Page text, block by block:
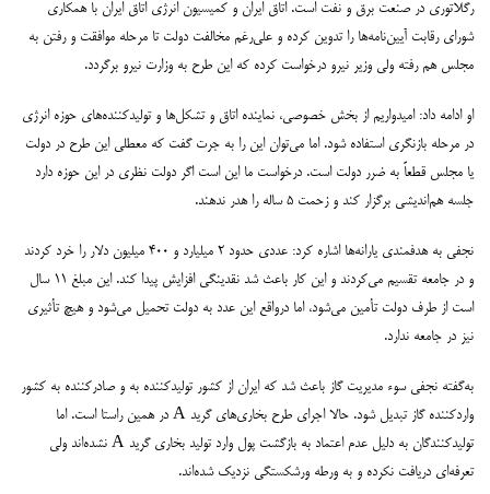
رگلاتوری در صنعت برق و نفت است. اتاق ایران و کمیسیون انرژی اتاق ایران با همکاری
شورای رقابت آیین‌نامه‌ها را تدوین کرده و علی‌رغم مخالفت دولت تا مرحله موافقت و رفتن به
مجلس هم رفته ولی وزیر نیرو درخواست کرده که این طرح به وزارت نیرو برگردد.
او ادامه داد: امیدواریم از بخش خصوصی، نماینده اتاق و تشکل‌ها و تولیدکننده‌های حوزه انرژی
در مرحله بازنگری استفاده شود. اما می‌توان این را به جرت گفت که معطلی این طرح در دولت
یا مجلس قطعاً به ضرر دولت است. درخواست ما این است اگر دولت نظری در این حوزه دارد
جلسه هم‌اندیشی برگزار کند و زحمت ۵ ساله را هدر ندهند.
نجفی به هدفمندی یارانه‌ها اشاره کرد: عددی حدود ۲ میلیارد و ۴۰۰ میلیون دلار را خرد کردند
و در جامعه تقسیم می‌کردند و این کار باعث شد نقدینگی افزایش پیدا کند. این مبلغ ۱۱ سال
است از طرف دولت تأمین می‌شود، اما درواقع این عدد به دولت تحمیل می‌شود و هیچ تأثیری
نیز در جامعه ندارد.
به‌گفته نجفی سوء مدیریت گاز باعث شد که ایران از کشور تولیدکننده به و صادرکننده به کشور
واردکننده گاز تبدیل شود. حالا اجرای طرح بخاری‌های گرید A در همین راستا است. اما
تولیدکنندگان به دلیل عدم اعتماد به بازگشت پول وارد تولید بخاری گرید A نشده‌اند ولی
تعرفه‌ای دریافت نکرده و به ورطه ورشکستگی نزدیک شده‌اند.